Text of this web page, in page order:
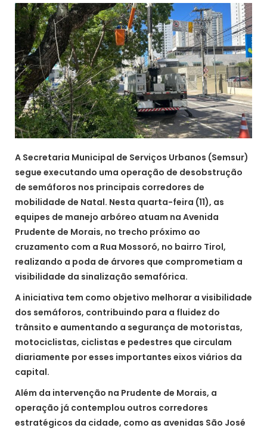
A Secretaria Municipal de Serviços Urbanos (Semsur)
segue executando uma operação de desobstrução
de semáforos nos principais corredores de
mobilidade de Natal. Nesta quarta-feira (11), as
equipes de manejo arbóreo atuam na Avenida
Prudente de Morais, no trecho próximo ao
cruzamento com a Rua Mossoró, no bairro Tirol,
realizando a poda de árvores que comprometiam a
visibilidade da sinalização semafórica.
A iniciativa tem como objetivo melhorar a visibilidade
dos semáforos, contribuindo para a fluidez do
trânsito e aumentando a segurança de motoristas,
motociclistas, ciclistas e pedestres que circulam
diariamente por esses importantes eixos viários da
capital.
Além da intervenção na Prudente de Morais, a
operação já contemplou outros corredores
estratégicos da cidade, como as avenidas São José